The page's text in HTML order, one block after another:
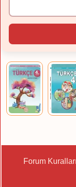
Forum Kuralları